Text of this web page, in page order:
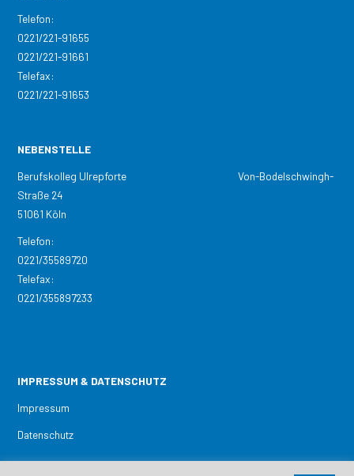
Telefon:
0221/221-91655
0221/221-91661
Telefax:
0221/221-91653
NEBENSTELLE
Berufskolleg Ulrepforte Von-Bodelschwingh-
Straße 24
51061 Köln
Telefon:
0221/35589720
Telefax:
0221/355897233
IMPRESSUM & DATENSCHUTZ
Impressum
Datenschutz